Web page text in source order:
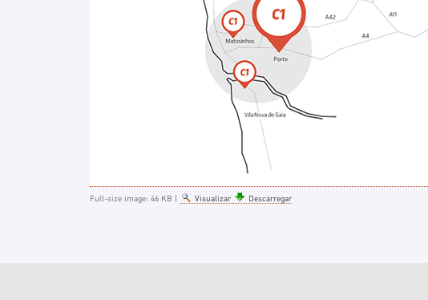
Full-size image: 46 KB | Visualizar Descarregar